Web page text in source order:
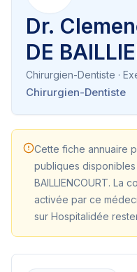
Dr.
DE
Chirurgien-Dentiste ·
Chirurgien-Dentiste
Cette fiche annuaire
publiques
BAILLIENCOURT. La
activée par ce
sur Hospitalidée